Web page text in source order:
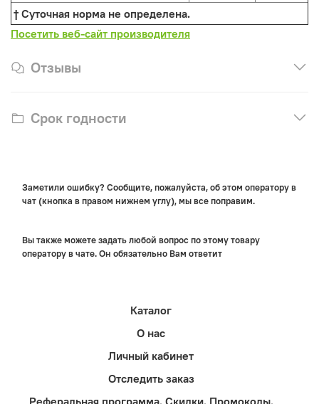
† Суточная норма не определена.
Посетить веб-сайт производителя
Отзывы
Срок годности
Заметили ошибку? Сообщите, пожалуйста, об этом оператору в
чат (кнопка в правом нижнем углу), мы все поправим.
Вы также можете задать любой вопрос по этому товару
оператору в чате. Он обязательно Вам ответит
Каталог
О нас
Личный кабинет
Отследить заказ
Реферальная программа. Скидки. Промокоды.